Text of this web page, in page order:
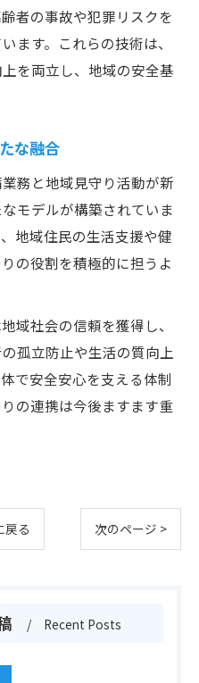
者の事故や犯罪リスクを
ます。これらの技術は、
を両立し、地域の安全基
な融合
務と地域見守り活動が新
モデルが構築されていま
地域住民の生活支援や健
の役割を積極的に担うよ
域社会の信頼を獲得し、
孤立防止や生活の質向上
で安全安心を支える体制
の連携は今後ますます重
戻る 次のページ >
Recent Posts